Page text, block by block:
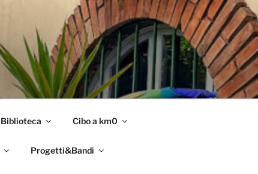
Biblioteca Cibo a km0
Progetti&Bandi